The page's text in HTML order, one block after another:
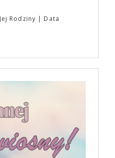
Rodziny
Data